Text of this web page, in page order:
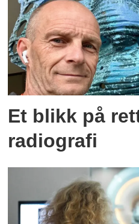
Et blikk på
radiografi